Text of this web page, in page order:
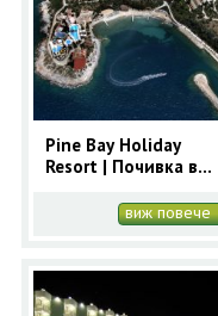
Pine Bay Holiday
Resort | Почивка в
виж повече